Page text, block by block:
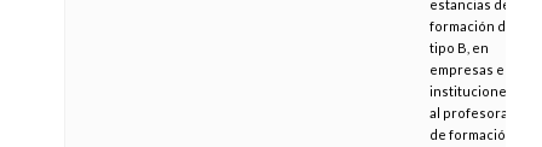
estancias de
formación de
tipo B, en
empresas e
instituciones,
al profesorado
de formación